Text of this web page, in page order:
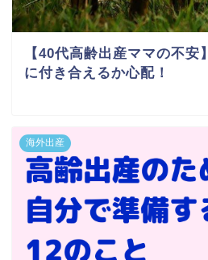
【40代高齢出産ママの不
に付き合えるか心配！
海外出産